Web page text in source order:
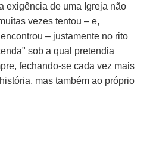
exigência de uma Igreja não
vezes tentou – e,
– justamente no rito
sob a qual pretendia
fechando-se cada vez mais
mas também ao próprio